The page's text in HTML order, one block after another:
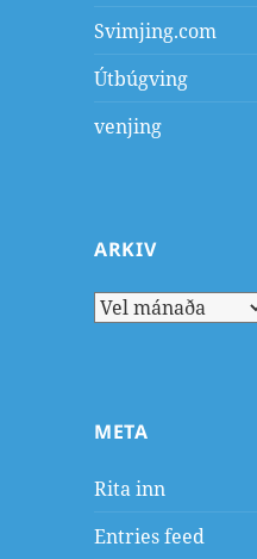
Svimjing.com
Útbúgving
venjing
ARKIV
Arkiv
META
Rita inn
Entries feed